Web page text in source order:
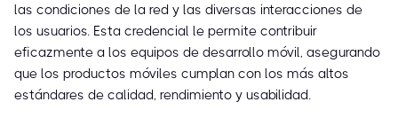
las condiciones de la red y las diversas interacciones de
los usuarios. Esta credencial le permite contribuir
eficazmente a los equipos de desarrollo móvil, asegurando
que los productos móviles cumplan con los más altos
estándares de calidad, rendimiento y usabilidad.